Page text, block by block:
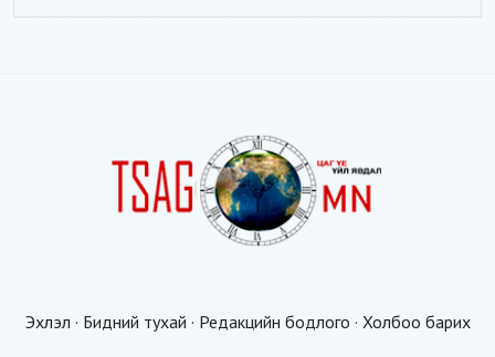
Эхлэл · Бидний тухай · Редакцийн бодлого · Холбоо барих